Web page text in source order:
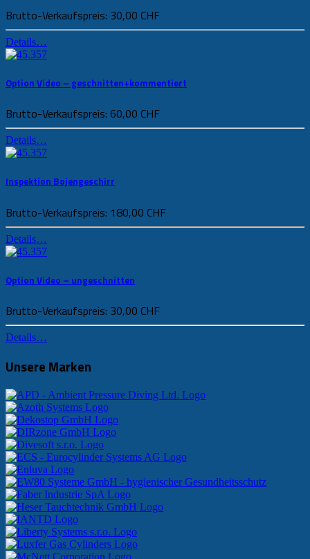
Brutto-Verkaufspreis: 30,00 CHF
Details…
Option Video – geschnitten+kommentiert
Brutto-Verkaufspreis: 60,00 CHF
Details…
Inspektion Bojengeschirr
Brutto-Verkaufspreis: 180,00 CHF
Details…
Option Video – ungeschnitten
Brutto-Verkaufspreis: 30,00 CHF
Details…
Unsere Marken